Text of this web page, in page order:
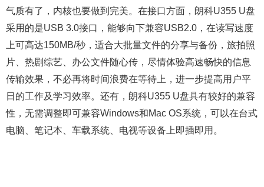
气质有了，内核也要做到完美。在接口方面，朗科U355 U盘
采用的是USB 3.0接口，能够向下兼容USB2.0，在读写速度
上可高达150MB/秒，适合大批量文件的分享与备份，旅拍照
片、热剧综艺、办公文件随心传，尽情体验高速畅快的信息
传输效果，不必再将时间浪费在等待上，进一步提高用户平
日的工作及学习效率。还有，朗科U355 U盘具有较好的兼容
性，无需调整即可兼容Windows和Mac OS系统，可以在台式
电脑、笔记本、车载系统、电视等设备上即插即用。